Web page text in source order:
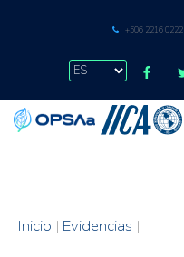
+506 2216 0222
Inicio | Evidencias |